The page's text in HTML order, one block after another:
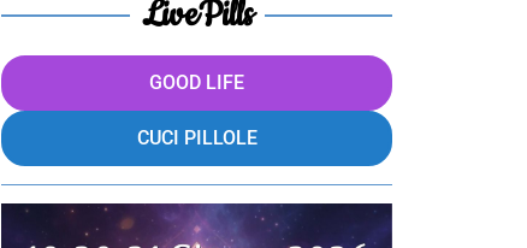
LivePills
GOOD LIFE
CUCI PILLOLE